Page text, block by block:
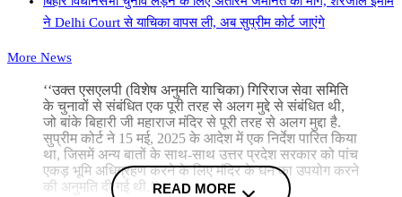
ने Delhi Court से याचिका वापस ली, अब सुप्रीम कोर्ट जाएंगे
More News
‘‘उक्त एसएलपी (विशेष अनुमति याचिका) गिरिराज सेवा समिति
के चुनावों से संबंधित एक पूरी तरह से अलग मुद्दे से संबंधित थी,
जो बांके बिहारी जी महाराज मंदिर से पूरी तरह से अलग मुद्दा है.
सुप्रीम कोर्ट ने 15 मई, 2025 के आदेश में एक निर्देश पारित किया
था, जिसमें अन्य बातों के साथ-साथ उत्तर प्रदेश सरकार को पांच
एकड़ भूमि अधिग्रहण करने के लिए मंदिर के धन का उपयोग करने
की अनुमति दी गई थी.’’READ MORE